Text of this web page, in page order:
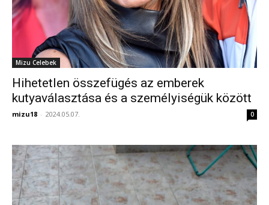
Mizu Celebek
Hihetetlen összefügés az emberek
kutyaválasztása és a személyiségük között
mizu18 - 2024.05.07. 0